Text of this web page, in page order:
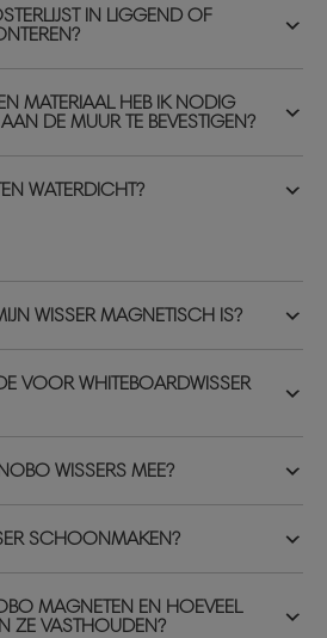
IN LIGGEND OF
MATERIAAL HEB IK NODIG
DE MUUR TE BEVESTIGEN?
WATERDICHT?
WISSER MAGNETISCH IS?
VOOR WHITEBOARDWISSER
WISSERS MEE?
SCHOONMAKEN?
MAGNETEN EN HOEVEEL
ZE VASTHOUDEN?